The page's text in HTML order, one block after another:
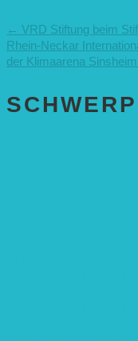
← VRD Stiftung beim
Rhein-Neckar
der Klimaarena Sinsheim